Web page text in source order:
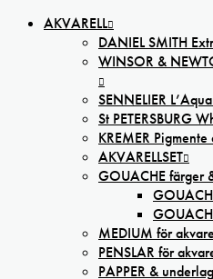
AKVARELL
DANIEL SMITH
WINSOR &
SENNELIER
St PETERSBURG
KREMER
AKVARELLSET
GOUACHE färger
MEDIUM för
PENSLAR för
PAPPER &